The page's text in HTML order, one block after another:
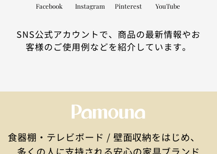
Facebook Instagram Pinterest YouTube
SNS公式アカウントで、商品の最新情報やお
客様のご使用例などを紹介しています。
食器棚・テレビボード / 壁面収納をはじめ、